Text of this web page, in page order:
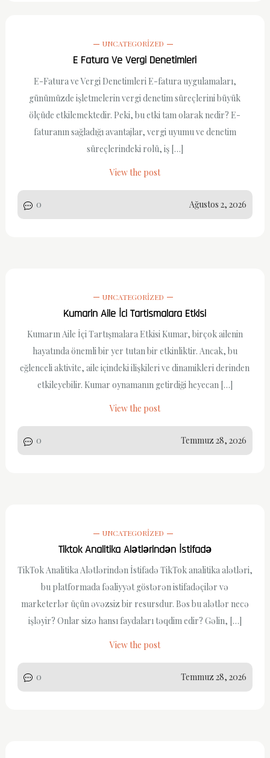
UNCATEGORIZED
E Fatura Ve Vergi Denetimleri
E-Fatura ve Vergi Denetimleri E-fatura uygulamaları,
günümüzde işletmelerin vergi denetim süreçlerini büyük
ölçüde etkilemektedir. Peki, bu etki tam olarak nedir? E-
faturanın sağladığı avantajlar, vergi uyumu ve denetim
süreçlerindeki rolü, iş […]
View the post
0 Ağustos 2, 2026
UNCATEGORIZED
Kumarin Aile İci Tartismalara Etkisi
Kumarın Aile İçi Tartışmalara Etkisi Kumar, birçok ailenin
hayatında önemli bir yer tutan bir etkinliktir. Ancak, bu
eğlenceli aktivite, aile içindeki ilişkileri ve dinamikleri derinden
etkileyebilir. Kumar oynamanın getirdiği heyecan […]
View the post
0 Temmuz 28, 2026
UNCATEGORIZED
Tiktok Analitika Alətlərindən İstifadə
TikTok Analitika Alətlərindən İstifadə TikTok analitika alətləri,
bu platformada fəaliyyət göstərən istifadəçilər və
marketerlər üçün əvəzsiz bir resursdur. Bəs bu alətlər necə
işləyir? Onlar sizə hansı faydaları təqdim edir? Gəlin, […]
View the post
0 Temmuz 28, 2026